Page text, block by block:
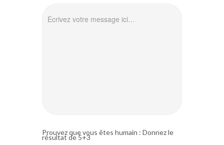
Prouvez que vous êtes humain : Donnez le
résultat de 5+3